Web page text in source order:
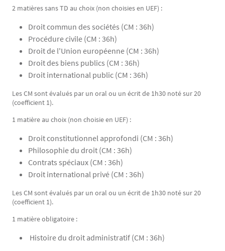
2 matières sans TD au choix (non choisies en UEF) :
Droit commun des sociétés (CM : 36h)
Procédure civile (CM : 36h)
Droit de l'Union européenne (CM : 36h)
Droit des biens publics (CM : 36h)
Droit international public (CM : 36h)
Les CM sont évalués par un oral ou un écrit de 1h30 noté sur 20
(coefficient 1).
1 matière au choix (non choisie en UEF) :
Droit constitutionnel approfondi (CM : 36h)
Philosophie du droit (CM : 36h)
Contrats spéciaux (CM : 36h)
Droit international privé (CM : 36h)
Les CM sont évalués par un oral ou un écrit de 1h30 noté sur 20
(coefficient 1).
1 matière obligatoire :
Histoire du droit administratif (CM : 36h)